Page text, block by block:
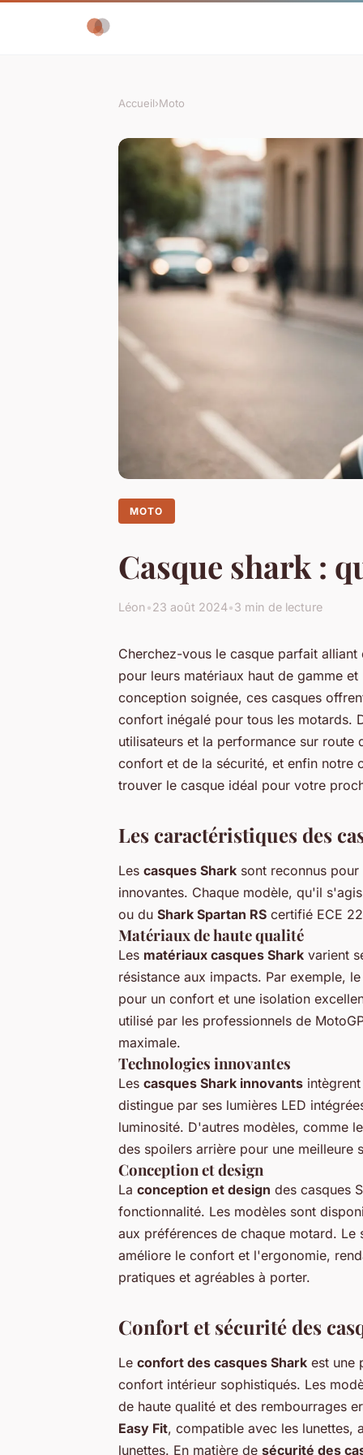
Accueil›Moto
MOTO
Casque shark :
Léon•23 août 2024•3 min de lecture
Cherchez-vous le casque parfait
pour leurs matériaux haut de gamme
conception soignée, ces casques
confort inégalé pour tous les motards.
utilisateurs et la performance sur
confort et de la sécurité, et enfin notre
trouver le casque idéal pour votre
Les caractéristiques des
Les casques Shark sont reconnus
innovantes. Chaque modèle, qu'il
ou du Shark Spartan RS certifié ECE
Matériaux de haute qualité
Les matériaux casques Shark varient
résistance aux impacts. Par exemple,
pour un confort et une isolation
utilisé par les professionnels de
maximale.
Technologies innovantes
Les casques Shark innovants
distingue par ses lumières LED
luminosité. D'autres modèles, comme
des spoilers arrière pour une meilleure
Conception et design
La conception et design des casques
fonctionnalité. Les modèles sont
aux préférences de chaque motard. Le
améliore le confort et l'ergonomie,
pratiques et agréables à porter.
Confort et sécurité des
Le confort des casques Shark est une
confort intérieur sophistiqués. Les
de haute qualité et des rembourrages
Easy Fit, compatible avec les lunettes,
lunettes. En matière de sécurité des